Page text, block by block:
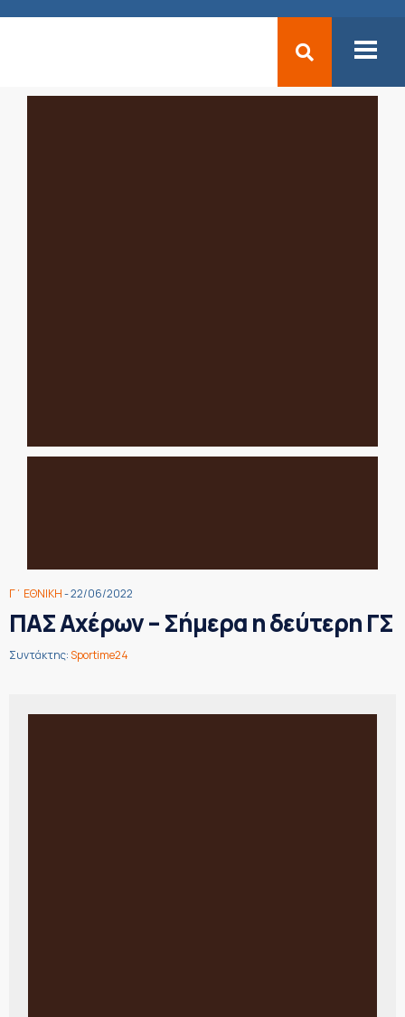
Γ΄ ΕΘΝΙΚΗ- 22/06/2022
ΠΑΣ Αχέρων – Σήμερα η δεύτερη ΓΣ
Συντάκτης:Sportime24